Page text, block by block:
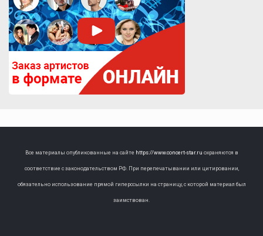
Все материалы опубликованные на сайте https://www.concert-star.ru охраняются в
соответствие с законодательством РФ. При перепечатывании или цитировании,
обязательно использование прямой гиперссылки на страницу, с которой материал был
заимствован.